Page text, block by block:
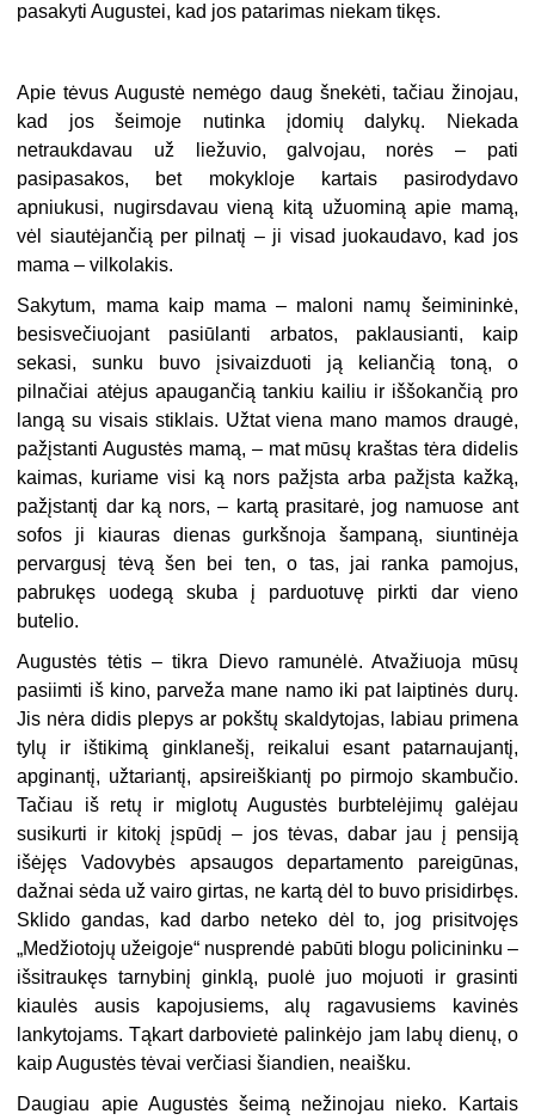
pasakyti Augustei, kad jos patarimas niekam tikęs.
Apie tėvus Augustė nemėgo daug šnekėti, tačiau žinojau,
kad jos šeimoje nutinka įdomių dalykų. Niekada
netraukdavau už liežuvio, galvojau, norės – pati
pasipasakos, bet mokykloje kartais pasirodydavo
apniukusi, nugirsdavau vieną kitą užuominą apie mamą,
vėl siautėjančią per pilnatį – ji visad juokaudavo, kad jos
mama – vilkolakis.
Sakytum, mama kaip mama – maloni namų šeimininkė,
besisvečiuojant pasiūlanti arbatos, paklausianti, kaip
sekasi, sunku buvo įsivaizduoti ją keliančią toną, o
pilnačiai atėjus apaugančią tankiu kailiu ir iššokančią pro
langą su visais stiklais. Užtat viena mano mamos draugė,
pažįstanti Augustės mamą, – mat mūsų kraštas tėra didelis
kaimas, kuriame visi ką nors pažįsta arba pažįsta kažką,
pažįstantį dar ką nors, – kartą prasitarė, jog namuose ant
sofos ji kiauras dienas gurkšnoja šampaną, siuntinėja
pervargusį tėvą šen bei ten, o tas, jai ranka pamojus,
pabrukęs uodegą skuba į parduotuvę pirkti dar vieno
butelio.
Augustės tėtis – tikra Dievo ramunėlė. Atvažiuoja mūsų
pasiimti iš kino, parveža mane namo iki pat laiptinės durų.
Jis nėra didis plepys ar pokštų skaldytojas, labiau primena
tylų ir ištikimą ginklanešį, reikalui esant patarnaujantį,
apginantį, užtariantį, apsireiškiantį po pirmojo skambučio.
Tačiau iš retų ir miglotų Augustės burbtelėjimų galėjau
susikurti ir kitokį įspūdį – jos tėvas, dabar jau į pensiją
išėjęs Vadovybės apsaugos departamento pareigūnas,
dažnai sėda už vairo girtas, ne kartą dėl to buvo prisidirbęs.
Sklido gandas, kad darbo neteko dėl to, jog prisitvojęs
„Medžiotojų užeigoje“ nusprendė pabūti blogu policininku –
išsitraukęs tarnybinį ginklą, puolė juo mojuoti ir grasinti
kiaulės ausis kapojusiems, alų ragavusiems kavinės
lankytojams. Tąkart darbovietė palinkėjo jam labų dienų, o
kaip Augustės tėvai verčiasi šiandien, neaišku.
Daugiau apie Augustės šeimą nežinojau nieko. Kartais